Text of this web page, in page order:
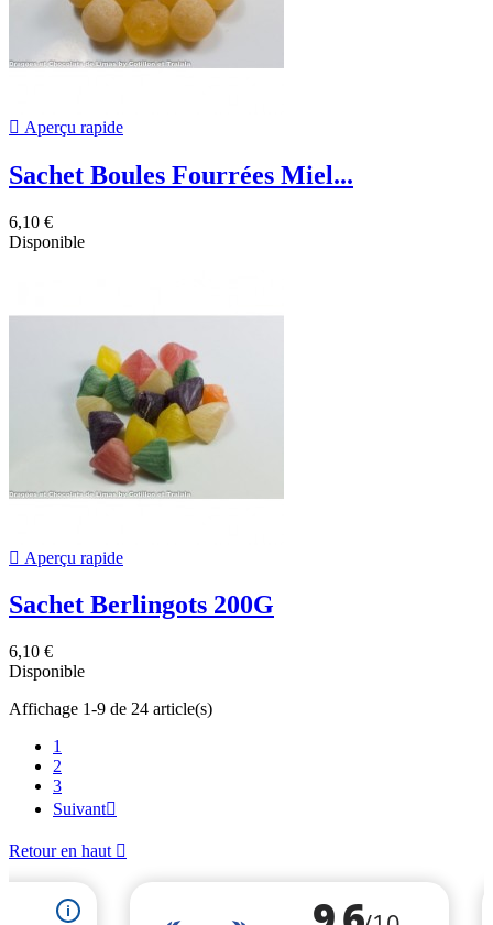
 Aperçu rapide
Sachet Boules Fourrées Miel...
6,10 €
Disponible
 Aperçu rapide
Sachet Berlingots 200G
6,10 €
Disponible
Affichage 1-9 de 24 article(s)
1
2
3
Suivant
Retour en haut 